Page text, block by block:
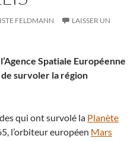
FELDMANN
LAISSER UN
Spatiale Européenne
survoler la région
qui ont survolé la Planète
l’orbiteur européen Mars